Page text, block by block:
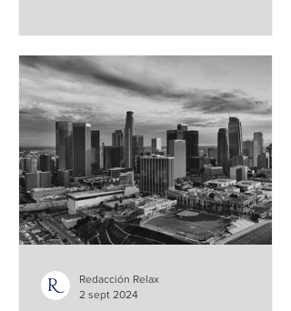
Redacción Relax
2 sept 2024